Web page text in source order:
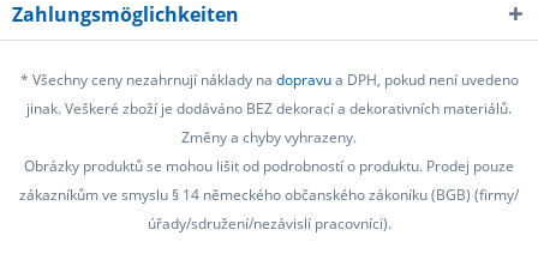
Zahlungsmöglichkeiten
* Všechny ceny nezahrnují náklady na dopravua DPH, pokud není uvedeno
jinak. Veškeré zboží je dodáváno BEZ dekorací a dekorativních materiálů.
Změny a chyby vyhrazeny.
Obrázky produktů se mohou lišit od podrobností o produktu. Prodej pouze
zákazníkům ve smyslu § 14 německého občanského zákoníku (BGB) (firmy/
úřady/sdružení/nezávislí pracovníci).